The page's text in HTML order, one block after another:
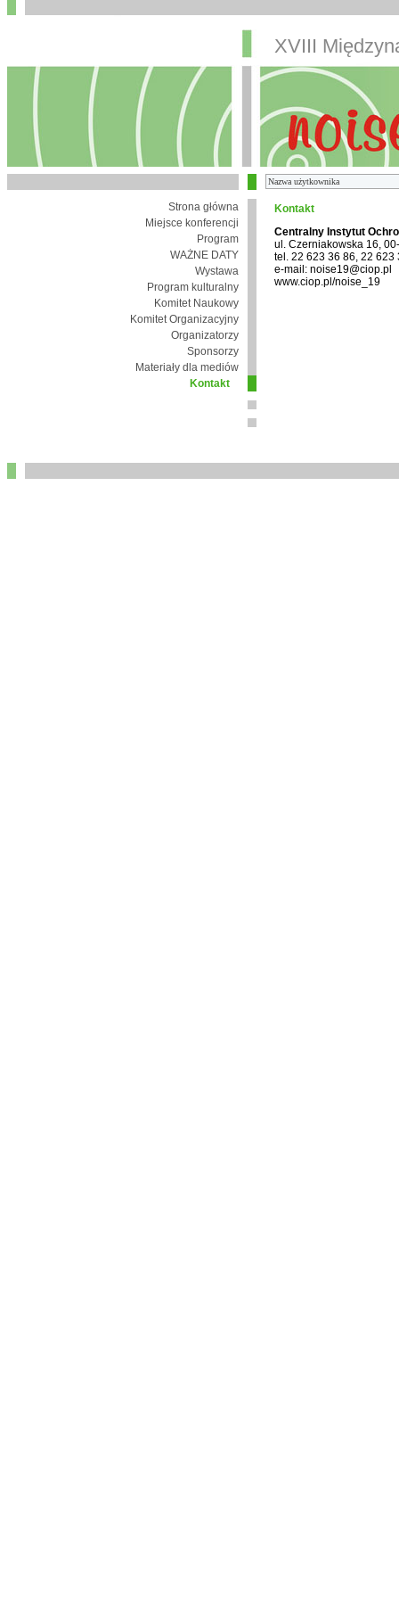
XVIII
Strona główna
Miejsce konferencji
Program
WAŻNE DATY
Wystawa
Program kulturalny
Komitet Naukowy
Komitet Organizacyjny
Organizatorzy
Sponsorzy
Materiały dla mediów
Kontakt
Kontakt
Centralny Instytut
ul. Czerniakowska 16,
tel. 22 623 36 86, 22 623
e-mail: noise19@ciop.pl
www.ciop.pl/noise_19